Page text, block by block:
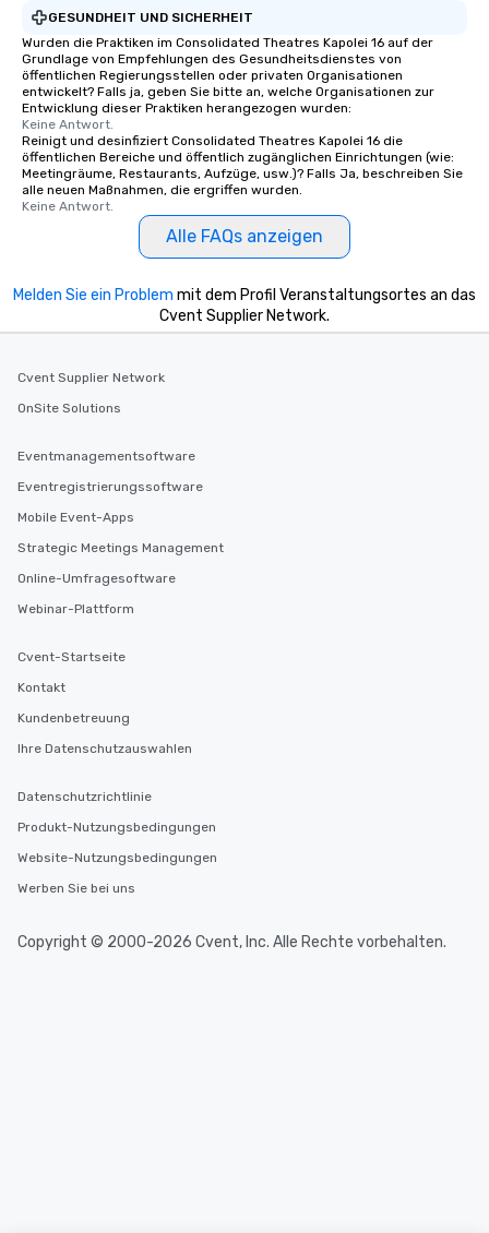
GESUNDHEIT UND SICHERHEIT
Wurden die Praktiken im Consolidated Theatres Kapolei 16 auf der
Grundlage von Empfehlungen des Gesundheitsdienstes von
öffentlichen Regierungsstellen oder privaten Organisationen
entwickelt? Falls ja, geben Sie bitte an, welche Organisationen zur
Entwicklung dieser Praktiken herangezogen wurden:
Keine Antwort.
Reinigt und desinfiziert Consolidated Theatres Kapolei 16 die
öffentlichen Bereiche und öffentlich zugänglichen Einrichtungen (wie:
Meetingräume, Restaurants, Aufzüge, usw.)? Falls Ja, beschreiben Sie
alle neuen Maßnahmen, die ergriffen wurden.
Keine Antwort.
Alle FAQs anzeigen
Melden Sie ein Problem mit dem Profil Veranstaltungsortes an das
Cvent Supplier Network.
Cvent Supplier Network
OnSite Solutions
Eventmanagementsoftware
Eventregistrierungssoftware
Mobile Event-Apps
Strategic Meetings Management
Online-Umfragesoftware
Webinar-Plattform
Cvent-Startseite
Kontakt
Kundenbetreuung
Ihre Datenschutzauswahlen
Datenschutzrichtlinie
Produkt-Nutzungsbedingungen
Website-Nutzungsbedingungen
Werben Sie bei uns
Copyright © 2000-2026 Cvent, Inc. Alle Rechte vorbehalten.